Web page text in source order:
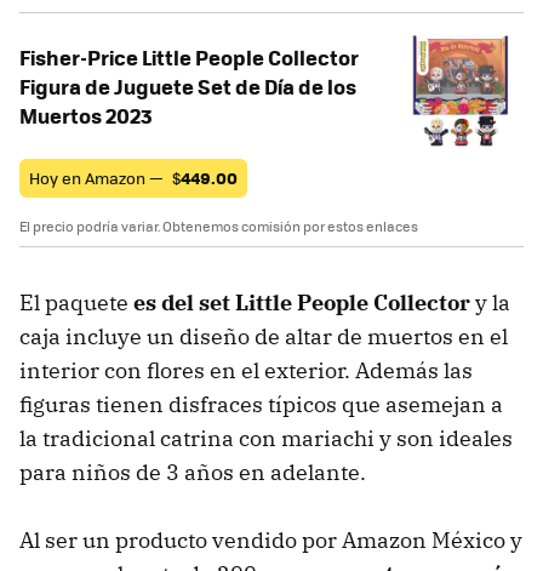
Fisher-Price Little People Collector
Figura de Juguete Set de Día de los
Muertos 2023
Hoy en Amazon — $449.00
El precio podría variar. Obtenemos comisión por estos enlaces
El paquete es del set Little People Collectory la
caja incluye un diseño de altar de muertos en el
interior con flores en el exterior. Además las
figuras tienen disfraces típicos que asemejan a
la tradicional catrina con mariachi y son ideales
para niños de 3 años en adelante.
Al ser un producto vendido por Amazon México y